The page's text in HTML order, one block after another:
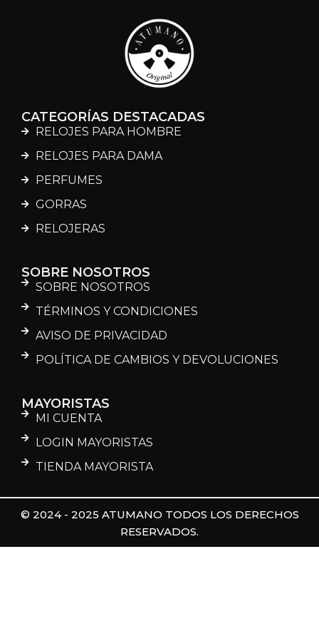
CATEGORÍAS DESTACADAS
RELOJES PARA HOMBRE
RELOJES PARA DAMA
PERFUMES
GORRAS
RELOJERAS
SOBRE NOSOTROS
SOBRE NOSOTROS
TÉRMINOS Y CONDICIONES
AVISO DE PRIVACIDAD
POLÍTICA DE CAMBIOS Y DEVOLUCIONES
MAYORISTAS
MI CUENTA
LOGIN MAYORISTAS
TIENDA MAYORISTA
© 2024 - 2025 ATUMANO TODOS LOS DERECHOS
RESERVADOS.